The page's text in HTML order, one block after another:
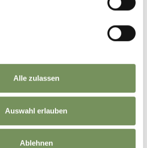
Alle zulassen
Auswahl erlauben
Ablehnen